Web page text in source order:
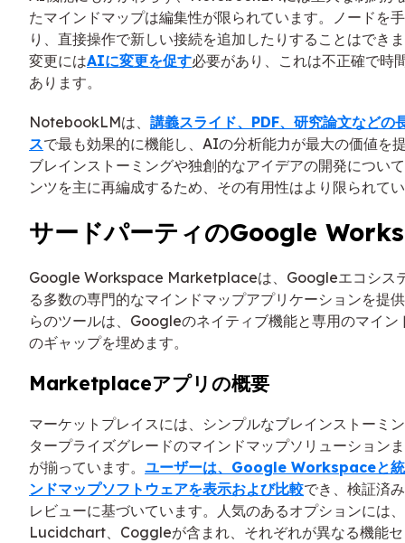
たマインドマップは編集性が限られています。ノードを
り、直接操作で新しい接続を追加したりすることはでき
変更にはAIに変更を促す必要があり、これは不正確で時
あります。
NotebookLMは、 講義スライド、PDF、研究論文などの
スで最も効果的に機能し、AIの分析能力が最大の価値を
ブレインストーミングや独創的なアイデアの開発につい
ンツを主に再編成するため、その有用性はより限られて
サードパーティのGoogle
Google Workspace Marketplaceは、Googleエコシス
る多数の専門的なマインドマップアプリケーションを提
らのツールは、Googleのネイティブ機能と専用のマイン
のギャップを埋めます。
Marketplaceアプリの概要
マーケットプレイスには、シンプルなブレインストーミ
タープライズグレードのマインドマップソリューション
が揃っています。 ユーザーは、Google Workspaceと統
ンドマップソフトウェアを表示および比較でき、検証済
レビューに基づいています。人気のあるオプションには
Lucidchart、Coggleが含まれ、それぞれが異なる機能